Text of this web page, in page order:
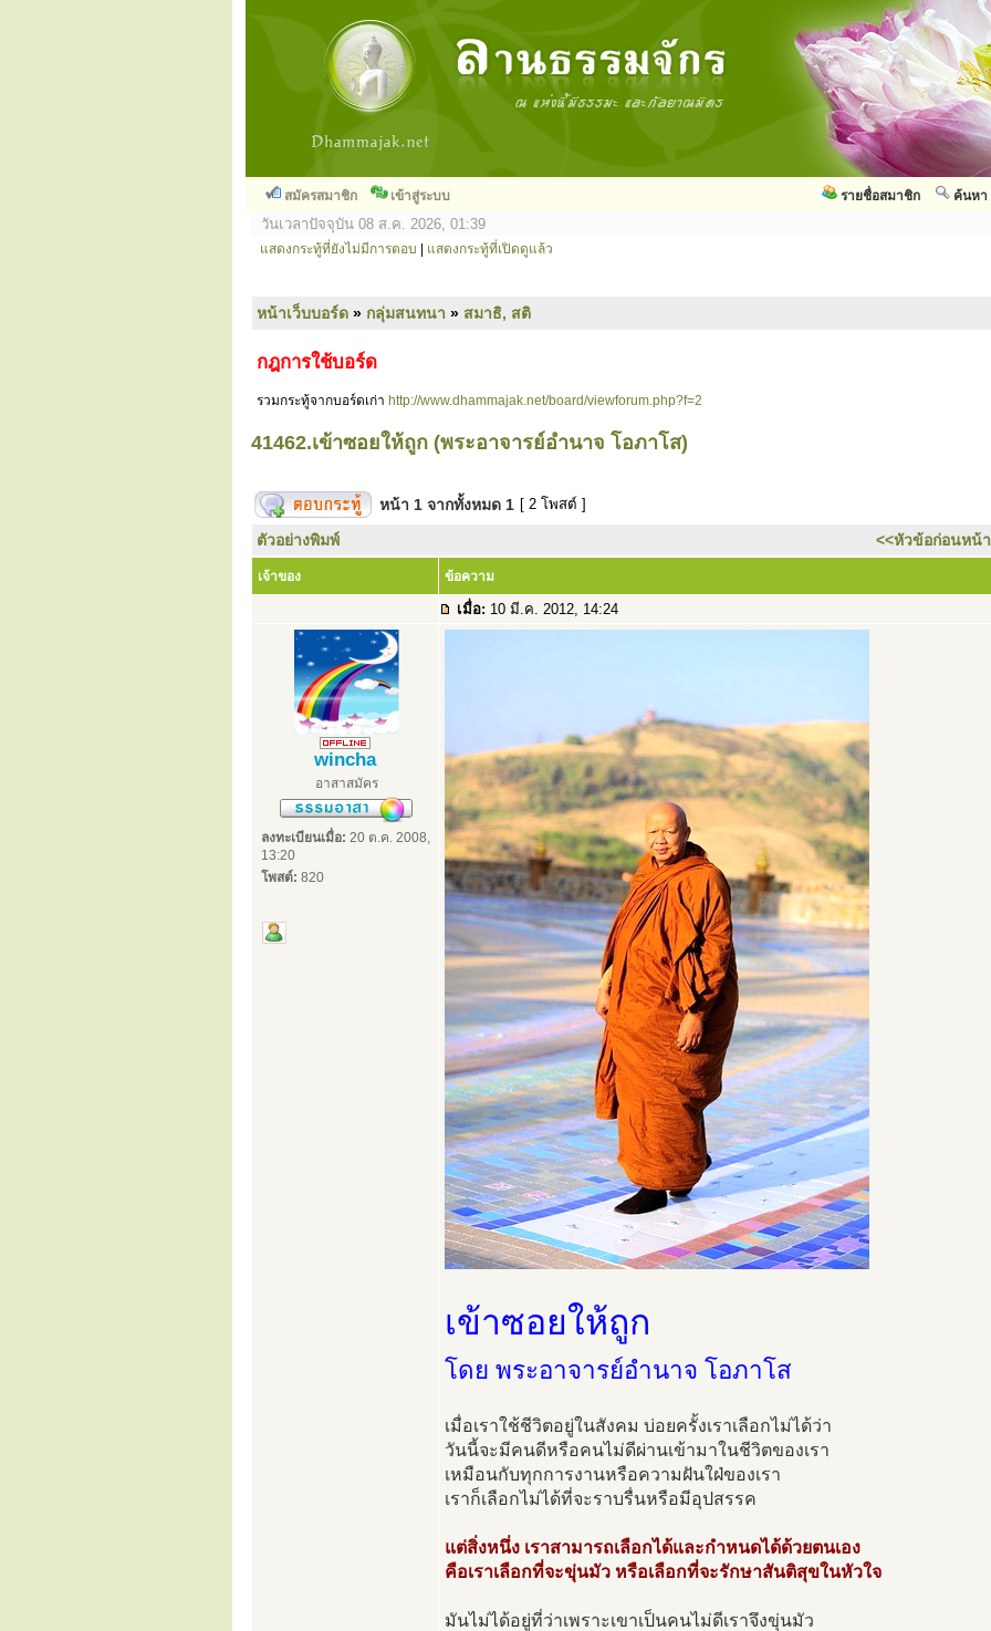
สมัครสมาชิก เข้าสู่ระบบ ค้นหา
รายชื่อสมาชิก
วันเวลาปัจจุบัน 08 ส.ค. 2026, 01:39
แสดงกระทู้ที่ยังไม่มีการตอบ แสดงกระทู้ที่เปิดดูแล้ว
หน้าเว็บบอร์ด » กลุ่มสนทนา » สมาธิ, สติ
กฎการใช้บอร์ด
รวมกระทู้จากบอร์ดเก่า http://www.dhammajak.net/board/viewforum.php?f=2
41462.เข้าซอยให้ถูก (พระอาจารย์อำนาจ โอภาโส)
หน้า 1 จากทั้งหมด 1 [ 2 โพสต์ ]
ตัวอย่างพิมพ์ <<หัวข้อก่อนหน้า
เจ้าของ ข้อความ
เมื่อ: 10 มี.ค. 2012, 14:24
wincha
อาสาสมัคร
ลงทะเบียนเมื่อ: 20 ต.ค. 2008,
13:20
โพสต์: 820
เข้าซอยให้ถูก
โดย พระอาจารย์อำนาจ โอภาโส
เมื่อเราใช้ชีวิตอยู่ในสังคม บ่อยครั้งเราเลือกไม่ได้ว่า
วันนี้จะมีคนดีหรือคนไม่ดีผ่านเข้ามาในชีวิตของเรา
เหมือนกับทุกการงานหรือความฝันใฝ่ของเรา
เราก็เลือกไม่ได้ที่จะราบรื่นหรือมีอุปสรรค
แต่สิ่งหนึ่ง เราสามารถเลือกได้และกำหนดได้ด้วยตนเอง
คือเราเลือกที่จะขุ่นมัว หรือเลือกที่จะรักษาสันติสุขในหัวใจ
มันไม่ได้อยู่ที่ว่าเพราะเขาเป็นคนไม่ดีเราจึงขุ่นมัว